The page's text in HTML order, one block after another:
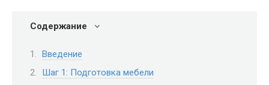
Содержание
Введение
Шаг 1: Подготовка мебели